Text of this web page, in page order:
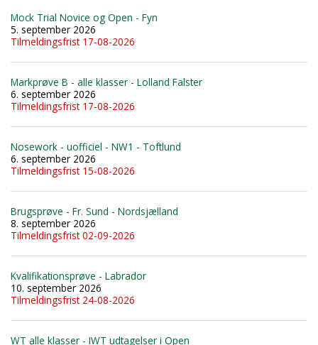
Mock Trial Novice og Open - Fyn
5. september 2026
Tilmeldingsfrist 17-08-2026
Markprøve B - alle klasser - Lolland Falster
6. september 2026
Tilmeldingsfrist 17-08-2026
Nosework - uofficiel - NW1 - Toftlund
6. september 2026
Tilmeldingsfrist 15-08-2026
Brugsprøve - Fr. Sund - Nordsjælland
8. september 2026
Tilmeldingsfrist 02-09-2026
Kvalifikationsprøve - Labrador
10. september 2026
Tilmeldingsfrist 24-08-2026
WT alle klasser - IWT udtagelser i Open